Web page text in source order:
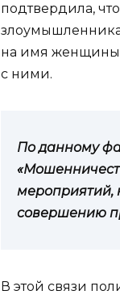
подтвердила,
на имя женщины
с ними.
По данному
мероприятий,
совершению
В этой связи